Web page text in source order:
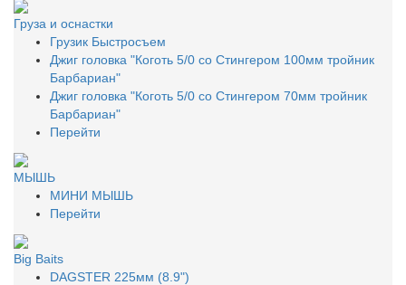
Груза и оснастки
Грузик Быстросъем
Джиг головка "Коготь 5/0 со Стингером 100мм тройник
Барбариан"
Джиг головка "Коготь 5/0 со Стингером 70мм тройник
Барбариан"
Перейти
МЫШЬ
МИНИ МЫШЬ
Перейти
Big Baits
DAGSTER 225мм (8.9")